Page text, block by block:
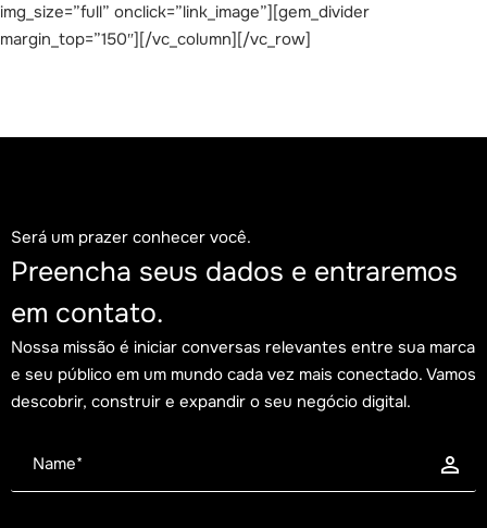
img_size=”full” onclick=”link_image”][gem_divider
margin_top=”150″][/vc_column][/vc_row]
Será um prazer conhecer você.
Preencha seus dados e entraremos
em contato.
Nossa missão é iniciar conversas relevantes entre sua marca
e seu público em um mundo cada vez mais conectado. Vamos
descobrir, construir e expandir o seu negócio digital.